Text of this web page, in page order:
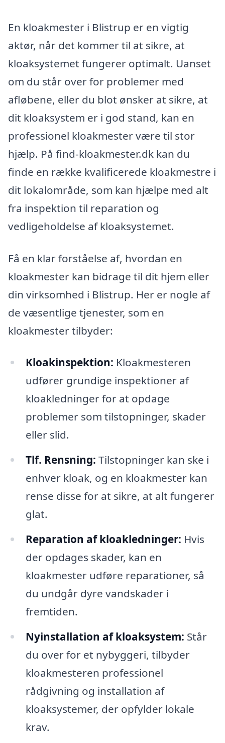
En kloakmester i Blistrup er en vigtig
aktør, når det kommer til at sikre, at
kloaksystemet fungerer optimalt. Uanset
om du står over for problemer med
afløbene, eller du blot ønsker at sikre, at
dit kloaksystem er i god stand, kan en
professionel kloakmester være til stor
hjælp. På find-kloakmester.dk kan du
finde en række kvalificerede kloakmestre i
dit lokalområde, som kan hjælpe med alt
fra inspektion til reparation og
vedligeholdelse af kloaksystemet.
Få en klar forståelse af, hvordan en
kloakmester kan bidrage til dit hjem eller
din virksomhed i Blistrup. Her er nogle af
de væsentlige tjenester, som en
kloakmester tilbyder:
Kloakinspektion: Kloakmesteren
udfører grundige inspektioner af
kloakledninger for at opdage
problemer som tilstopninger, skader
eller slid.
Tlf. Rensning: Tilstopninger kan ske i
enhver kloak, og en kloakmester kan
rense disse for at sikre, at alt fungerer
glat.
Reparation af kloakledninger: Hvis
der opdages skader, kan en
kloakmester udføre reparationer, så
du undgår dyre vandskader i
fremtiden.
Nyinstallation af kloaksystem: Står
du over for et nybyggeri, tilbyder
kloakmesteren professionel
rådgivning og installation af
kloaksystemer, der opfylder lokale
krav.